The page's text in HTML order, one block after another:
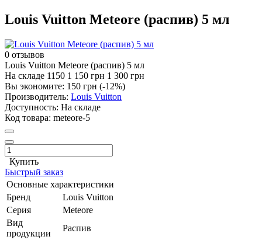
Louis Vuitton Meteore (распив) 5 мл
0 отзывов
Louis Vuitton Meteore (распив) 5 мл
На складе 1150 1 150 грн 1 300 грн
Вы экономите: 150 грн (-12%)
Производитель: Louis Vuitton
Доступность: На складе
Код товара: meteore-5
Купить
Быстрый заказ
Основные характеристики
Бренд
Louis Vuitton
Серия
Meteore
Вид
продукции
Распив